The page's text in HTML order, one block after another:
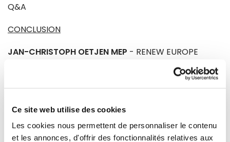
Ce site web utilise des cookies
Les cookies nous permettent de personnaliser le contenu
et les annonces, d'offrir des fonctionnalités relatives aux
Q&A
CONCLUSION
JAN-CHRISTOPH OETJEN MEP - RENEW EUROPE
GROUP, DELEGATION TO THE ACP-EU JOINT